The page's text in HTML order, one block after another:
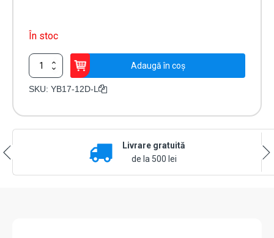
În stoc
Cantitate
Yala
electromagnetica
Adaugă în coș
SKU: YB17-12D-L
Livrare gratuită
de la 500 lei